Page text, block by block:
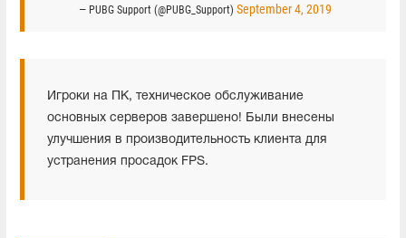
— PUBG Support (@PUBG_Support) September 4, 2019
Игроки на ПК, техническое обслуживание
основных серверов завершено! Были внесены
улучшения в производительность клиента для
устранения просадок FPS.